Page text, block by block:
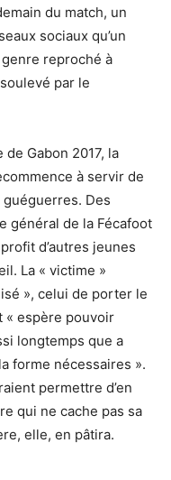
du match, un
sociaux qu’un
reproché à
par le
Gabon 2017, la
à servir de
guéguerres. Des
général de la Fécafoot
d’autres jeunes
La « victime »
», celui de porter le
« espère pouvoir
longtemps que a
forme nécessaires ».
permettre d’en
qui ne cache pas sa
elle, en pâtira.